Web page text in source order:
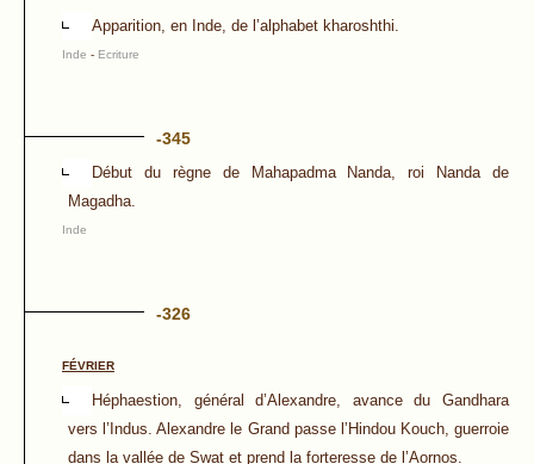
Apparition, en Inde, de l’alphabet kharoshthi.
Inde - Ecriture
-345
Début du règne de Mahapadma Nanda, roi Nanda de
Magadha.
Inde
-326
FÉVRIER
Héphaestion, général d’Alexandre, avance du Gandhara
vers l’Indus. Alexandre le Grand passe l’Hindou Kouch, guerroie
dans la vallée de Swat et prend la forteresse de l’Aornos.